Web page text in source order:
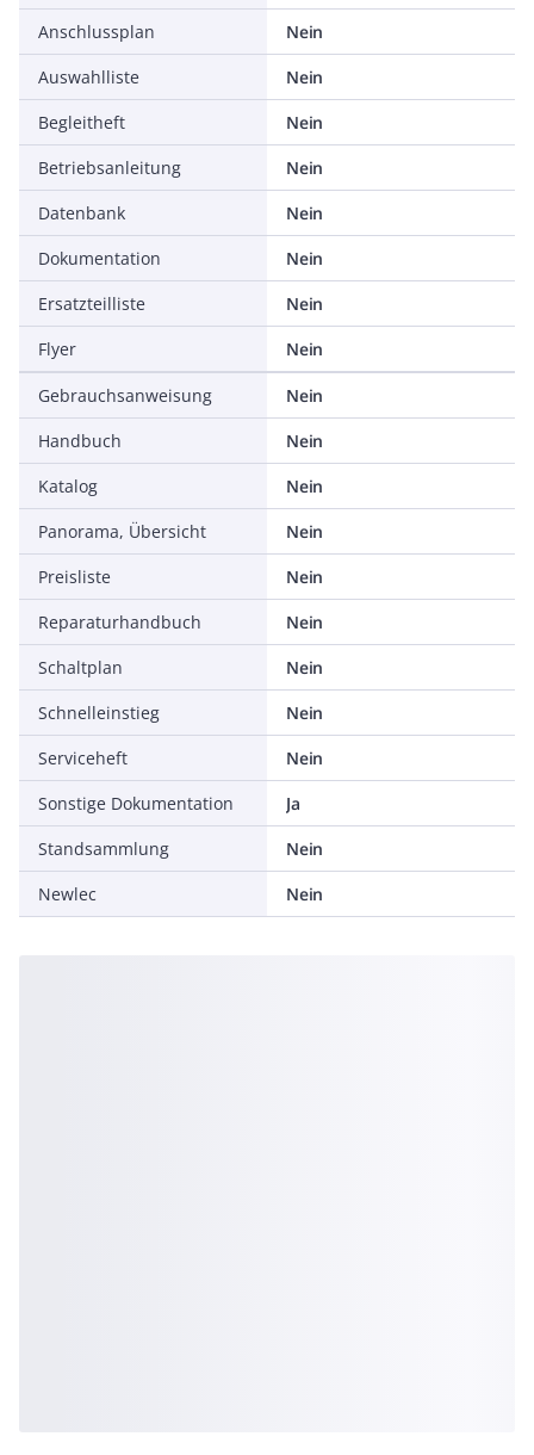
Anschlussplan
Nein
Auswahlliste
Nein
Begleitheft
Nein
Betriebsanleitung
Nein
Datenbank
Nein
Dokumentation
Nein
Ersatzteilliste
Nein
Flyer
Nein
Gebrauchsanweisung
Nein
Handbuch
Nein
Katalog
Nein
Panorama, Übersicht
Nein
Preisliste
Nein
Reparaturhandbuch
Nein
Schaltplan
Nein
Schnelleinstieg
Nein
Serviceheft
Nein
Sonstige Dokumentation
Ja
Standsammlung
Nein
Newlec
Nein